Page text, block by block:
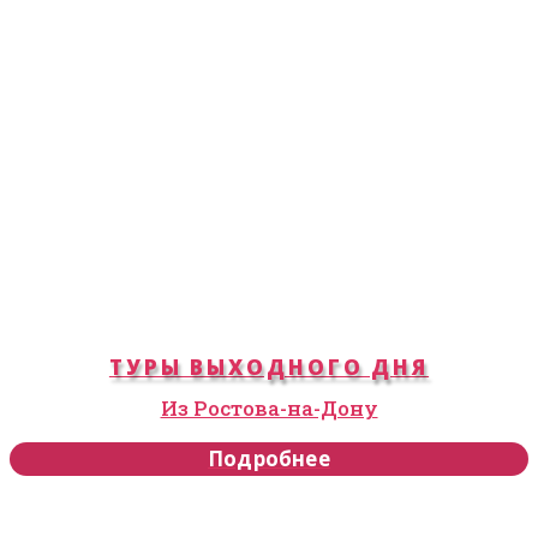
ТУРЫ ВЫХОДНОГО ДНЯ
Из Ростова-на-Дону
Подробнее